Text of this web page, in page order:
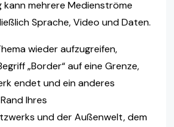
kann mehrere Medienströme
Sprache, Video und Daten.
wieder aufzugreifen,
„Border“ auf eine Grenze,
endet und ein anderes
Ihres
und der Außenwelt, dem